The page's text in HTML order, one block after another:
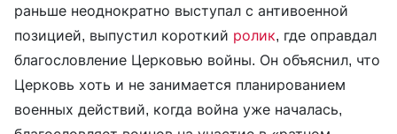
раньше неоднократно выступал с антивоенной
позицией, выпустил короткий ролик, где оправдал
благословление Церковью войны. Он объяснил, что
Церковь хоть и не занимается планированием
военных действий, когда война уже началась,